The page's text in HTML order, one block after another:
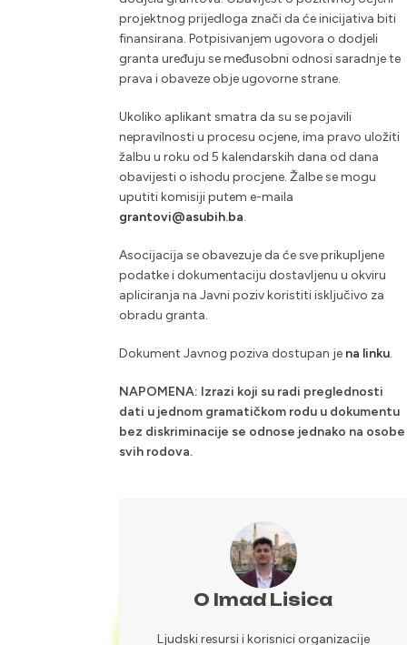
projektnog prijedloga znači da će inicijativa biti
finansirana. Potpisivanjem ugovora o dodjeli
granta uređuju se međusobni odnosi saradnje te
prava i obaveze obje ugovorne strane.
Ukoliko aplikant smatra da su se pojavili
nepravilnosti u procesu ocjene, ima pravo uložiti
žalbu u roku od 5 kalendarskih dana od dana
obavijesti o ishodu procjene. Žalbe se mogu
uputiti komisiji putem e-maila
grantovi@asubih.ba.
Asocijacija se obavezuje da će sve prikupljene
podatke i dokumentaciju dostavljenu u okviru
apliciranja na Javni poziv koristiti isključivo za
obradu granta.
Dokument Javnog poziva dostupan je na linku.
NAPOMENA: Izrazi koji su radi preglednosti
dati u jednom gramatičkom rodu u dokumentu
bez diskriminacije se odnose jednako na osobe
svih rodova.
O Imad Lisica
Ljudski resursi i korisnici organizacije